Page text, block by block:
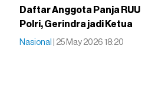
Daftar Anggota Panja RUU
Polri, Gerindra jadi Ketua
Nasional | 25 May 2026 18:20